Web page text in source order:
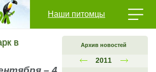
Наши питомцы
Архив новостей
2011
в